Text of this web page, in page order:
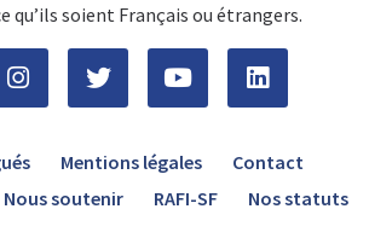
qu’ils soient Français ou étrangers.
Mentions légales
Contact
Nous soutenir RAFI-SF Nos statuts